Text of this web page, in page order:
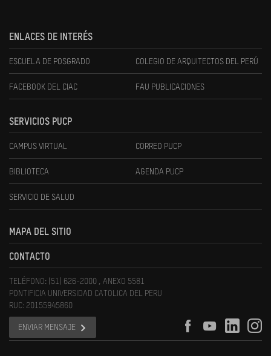
ENLACES DE INTERÉS
ESCUELA DE POSGRADO COLEGIO DE ARQUITECTOS DEL PERÚ
FACEBOOK DEL CIAC FAU PUBLICACIONES
SERVICIOS PUCP
CAMPUS VIRTUAL CORREO PUCP
BIBLIOTECA AGENDA PUCP
SERVICIO DE SALUD
MAPA DEL SITIO
CONTACTO
TELÉFONO: (51) 626-2000 , ANEXO 5581
PONTIFICIA UNIVERSIDAD CATOLICA DEL PERU
RUC: 20155945860
ENVIAR MENSAJE